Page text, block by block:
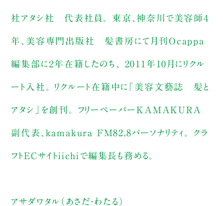
社アタシ社 代表社員。 東京、神奈川で美容師４
年、美容専門出版社 髪書房にて月刊Ocappa
編集部に２年在籍したのち、 2011年10月にリクル
ート入社。 リクルート在籍中に「美容文藝誌 髪と
アタシ」を創刊。 フリーペーパーKAMAKURA
副代表、kamakura FM82.8パーソナリティ。 クラ
フトECサイトiichiで編集長も務める。
アサダワタル（あさだ・わたる）